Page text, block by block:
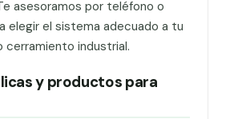
asesoramos por teléfono o
elegir el sistema adecuado a tu
cerramiento industrial.
y productos para